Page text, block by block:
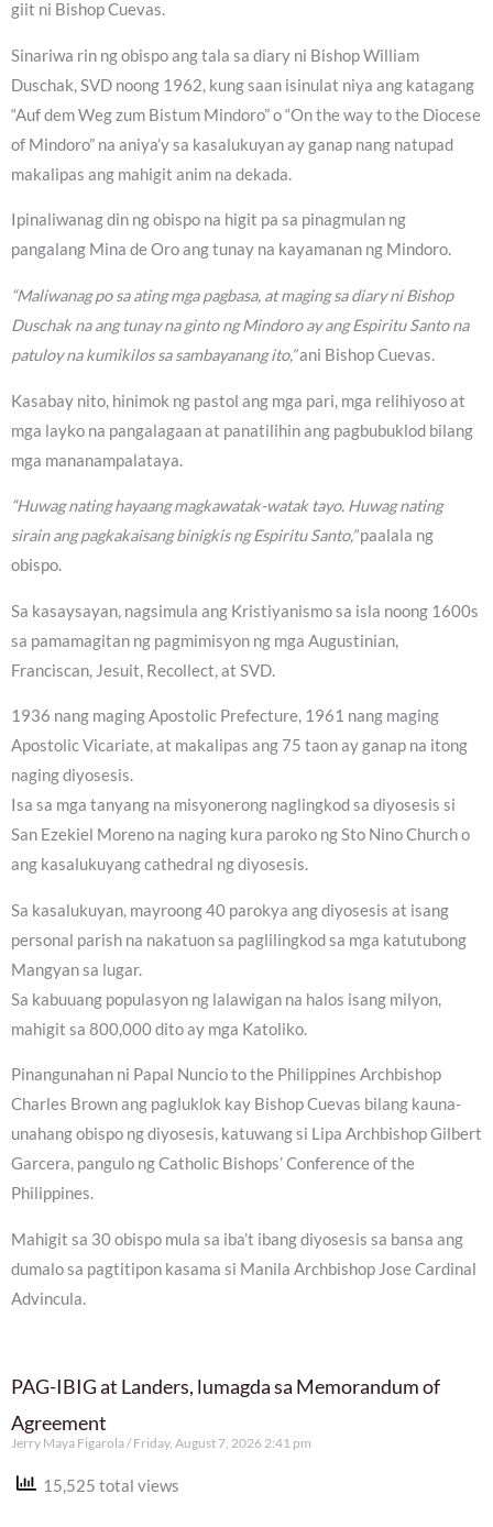
giit ni Bishop Cuevas.
Sinariwa rin ng obispo ang tala sa diary ni Bishop William
Duschak, SVD noong 1962, kung saan isinulat niya ang katagang
“Auf dem Weg zum Bistum Mindoro” o “On the way to the Diocese
of Mindoro” na aniya’y sa kasalukuyan ay ganap nang natupad
makalipas ang mahigit anim na dekada.
Ipinaliwanag din ng obispo na higit pa sa pinagmulan ng
pangalang Mina de Oro ang tunay na kayamanan ng Mindoro.
“Maliwanag po sa ating mga pagbasa, at maging sa diary ni Bishop
Duschak na ang tunay na ginto ng Mindoro ay ang Espiritu Santo na
patuloy na kumikilos sa sambayanang ito,”ani Bishop Cuevas.
Kasabay nito, hinimok ng pastol ang mga pari, mga relihiyoso at
mga layko na pangalagaan at panatilihin ang pagbubuklod bilang
mga mananampalataya.
“Huwag nating hayaang magkawatak-watak tayo. Huwag nating
sirain ang pagkakaisang binigkis ng Espiritu Santo,”paalala ng
obispo.
Sa kasaysayan, nagsimula ang Kristiyanismo sa isla noong 1600s
sa pamamagitan ng pagmimisyon ng mga Augustinian,
Franciscan, Jesuit, Recollect, at SVD.
1936 nang maging Apostolic Prefecture, 1961 nang maging
Apostolic Vicariate, at makalipas ang 75 taon ay ganap na itong
naging diyosesis.
Isa sa mga tanyang na misyonerong naglingkod sa diyosesis si
San Ezekiel Moreno na naging kura paroko ng Sto Nino Church o
ang kasalukuyang cathedral ng diyosesis.
Sa kasalukuyan, mayroong 40 parokya ang diyosesis at isang
personal parish na nakatuon sa paglilingkod sa mga katutubong
Mangyan sa lugar.
Sa kabuuang populasyon ng lalawigan na halos isang milyon,
mahigit sa 800,000 dito ay mga Katoliko.
Pinangunahan ni Papal Nuncio to the Philippines Archbishop
Charles Brown ang pagluklok kay Bishop Cuevas bilang kauna-
unahang obispo ng diyosesis, katuwang si Lipa Archbishop Gilbert
Garcera, pangulo ng Catholic Bishops’ Conference of the
Philippines.
Mahigit sa 30 obispo mula sa iba’t ibang diyosesis sa bansa ang
dumalo sa pagtitipon kasama si Manila Archbishop Jose Cardinal
Advincula.
PAG-IBIG at Landers, lumagda sa Memorandum of
Agreement
Jerry Maya Figarola Friday, August 7, 2026 2:41 pm
15,525 total views